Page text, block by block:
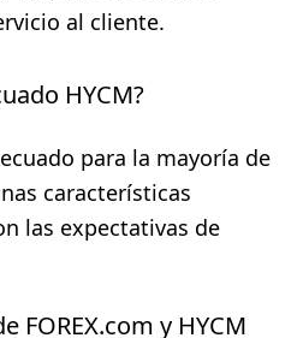
al cliente.
HYCM?
para la mayoría de
características
las expectativas de
FOREX.com y HYCM